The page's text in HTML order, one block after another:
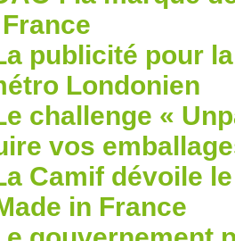
publicité pour
Londonien
challenge «
vos
Camif dévoile
in France